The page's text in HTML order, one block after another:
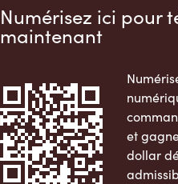
Numérisez ici pour
maintenant
et
dollar